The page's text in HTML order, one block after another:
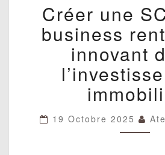
UNE
SCPI
:
ET
Créer une
business
innovant
19 Octobre 2025